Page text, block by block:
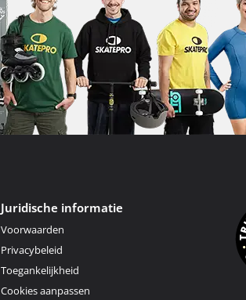
Juridische informatie
Voorwaarden
Privacybeleid
Toegankelijkheid
Cookies aanpassen